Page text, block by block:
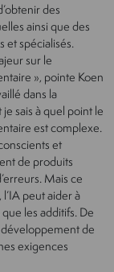
des
ainsi que des
et spécialisés.
sur le
», pointe Koen
dans la
sais à quel point le
est complexe.
et
de produits
Mais ce
peut aider à
les additifs. De
de
exigences